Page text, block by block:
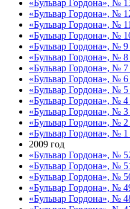
«Бульвар Гордона», №
«Бульвар Гордона», №
«Бульвар Гордона», №
«Бульвар Гордона», №
«Бульвар Гордона», №
«Бульвар Гордона», №
«Бульвар Гордона», №
«Бульвар Гордона», №
«Бульвар Гордона», №
«Бульвар Гордона», №
«Бульвар Гордона», №
«Бульвар Гордона», №
«Бульвар Гордона», №
2009 год
«Бульвар Гордона», №
«Бульвар Гордона», №
«Бульвар Гордона», №
«Бульвар Гордона», №
«Бульвар Гордона», №